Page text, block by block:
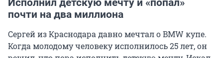
Исполнил детскую мечту и «попал»
почти на два миллиона
Сергей из Краснодара давно мечтал о BMW купе.
Когда молодому человеку исполнилось 25 лет, он